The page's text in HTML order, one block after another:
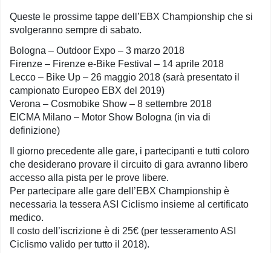
Queste le prossime tappe dell’EBX Championship che si
svolgeranno sempre di sabato.
Bologna – Outdoor Expo – 3 marzo 2018
Firenze – Firenze e-Bike Festival – 14 aprile 2018
Lecco – Bike Up – 26 maggio 2018 (sarà presentato il
campionato Europeo EBX del 2019)
Verona – Cosmobike Show – 8 settembre 2018
EICMA Milano – Motor Show Bologna (in via di
definizione)
Il giorno precedente alle gare, i partecipanti e tutti coloro
che desiderano provare il circuito di gara avranno libero
accesso alla pista per le prove libere.
Per partecipare alle gare dell’EBX Championship è
necessaria la tessera ASI Ciclismo insieme al certificato
medico.
Il costo dell’iscrizione è di 25€ (per tesseramento ASI
Ciclismo valido per tutto il 2018).